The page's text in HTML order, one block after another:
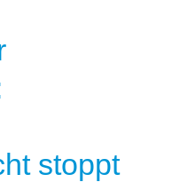
stoppt